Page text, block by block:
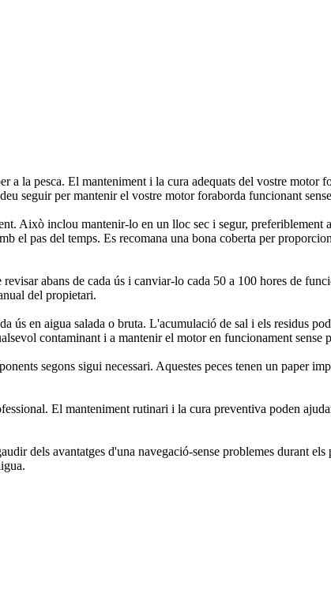
la pesca. El manteniment i la cura adequats del vostre motor
seguir per mantenir el vostre motor foraborda funcionant
Això inclou mantenir-lo en un lloc sec i segur, preferiblement
el pas del temps. Es recomana una bona coberta per
abans de cada ús i canviar-lo cada 50 a 100 hores de
del propietari.
ús en aigua salada o bruta. L'acumulació de sal i els residus
contaminant i a mantenir el motor en funcionament sense
segons sigui necessari. Aquestes peces tenen un paper
El manteniment rutinari i la cura preventiva poden
dels avantatges d'una navegació-sense problemes durant